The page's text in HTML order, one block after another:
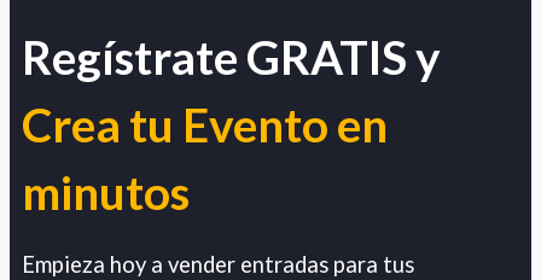
Regístrate GRATIS y
Crea tu Evento en
minutos
Empieza hoy a vender entradas para tus